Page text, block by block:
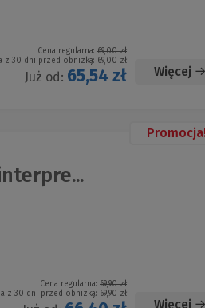
Cena regularna: 69,00 zł
z 30 dni przed obniżką: 69,00 zł
Już od: 65,54 zł Więcej
Promocja!
Cena regularna: 69,90 zł
z 30 dni przed obniżką: 69,90 zł
Więcej